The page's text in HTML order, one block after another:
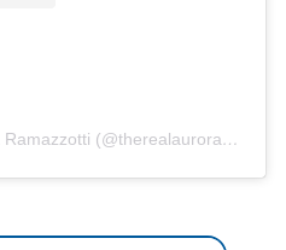
Un post condiviso da Aurora Ramazzotti (@therealauroragram)